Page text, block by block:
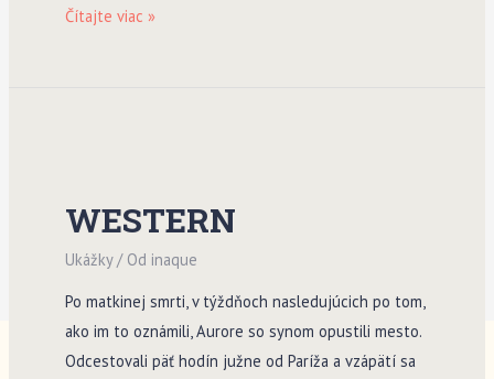
Ôsmy
Čítajte viac »
WESTERN
Ukážky/ Od inaque
Po matkinej smrti, v týždňoch nasledujúcich po tom,
ako im to oznámili, Aurore so synom opustili mesto.
Odcestovali päť hodín južne od Paríža a vzápätí sa